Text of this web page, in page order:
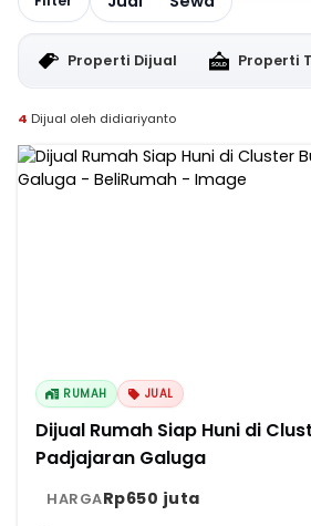
Properti Dijual Properti
4 Dijual oleh didiariyanto
RUMAH JUAL
Dijual Rumah Siap Huni di
Padjajaran Galuga
HARGARp650 juta